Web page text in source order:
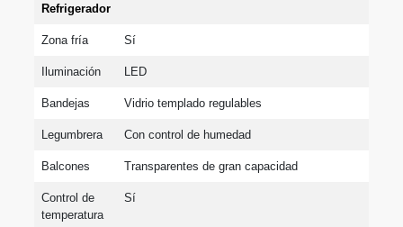
Refrigerador
Zona fría Sí
Iluminación LED
Bandejas Vidrio templado regulables
Legumbrera Con control de humedad
Balcones Transparentes de gran capacidad
Control de
temperatura
Sí